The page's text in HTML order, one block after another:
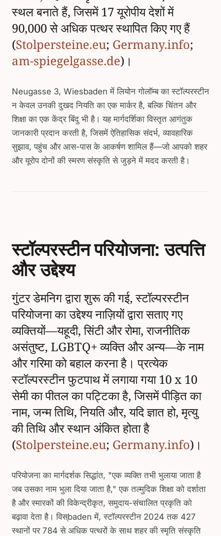
स्थल बनाते हैं, जिसमें 17 यूरोपीय देशों में
90,000 से अधिक पत्थर स्थापित किए गए हैं
(Stolpersteine.eu; Germany.info;
am-spiegelgasse.de)।
Neugasse 3, Wiesbaden में लियोन गोलॉम्ब का स्टॉल्परस्टीन
न केवल उनकी दुखद नियति का एक मार्कर है, बल्कि चिंतन और
शिक्षा का एक केंद्र बिंदु भी है। यह मार्गदर्शिका विस्तृत आगंतुक
जानकारी प्रदान करती है, जिसमें ऐतिहासिक संदर्भ, व्यावहारिक
सुझाव, पहुंच और आस-पास के आकर्षण शामिल हैं—जो आपको शहर
और यूरोप दोनों की स्मरण संस्कृति से जुड़ने में मदद करती है।
स्टॉल्परस्टीन परियोजना: उत्पत्ति
और उद्देश्य
गुंटर डेमनिग द्वारा शुरू की गई, स्टॉल्परस्टीन
परियोजना का उद्देश्य नाज़ियों द्वारा सताए गए
व्यक्तियों—यहूदी, सिंटी और रोमा, राजनीतिक
असंतुष्ट, LGBTQ+ व्यक्ति और अन्य—के नाम
और गरिमा को बहाल करना है। प्रत्येक
स्टॉल्परस्टीन फुटपाथ में लगाया गया 10 x 10
सेमी का पीतल का पट्टिका है, जिसमें पीड़ित का
नाम, जन्म तिथि, नियति और, यदि ज्ञात हो, मृत्यु
की तिथि और स्थान अंकित होता है
(Stolpersteine.eu; Germany.info)।
परियोजना का मार्गदर्शक सिद्धांत, "एक व्यक्ति तभी भुलाया जाता है
जब उसका नाम भुला दिया जाता है," एक तल्मुदिक शिक्षा को दर्शाता
है और स्मारकों की विकेन्द्रीकृत, समुदाय-संचालित प्रकृति को
बढ़ावा देता है। विस्baden में, स्टॉल्परस्टीन 2024 तक 427
स्थानों पर 784 से अधिक पत्थरों के साथ शहर की स्मृति संस्कृति